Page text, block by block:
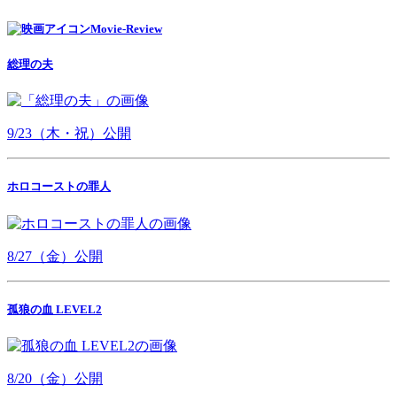
Movie-Review
総理の夫
9/23（木・祝）公開
ホロコーストの罪人
8/27（金）公開
孤狼の血 LEVEL2
8/20（金）公開